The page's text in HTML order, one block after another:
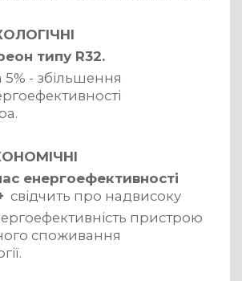
типу R32.
5% - збільшення
енергоефективності
свідчить про надвисоку
пристрою
споживання